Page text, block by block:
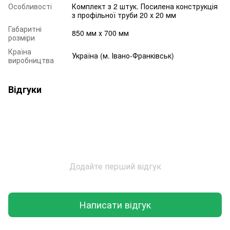
Особливості
Комплект з 2 штук. Посилена конструкція
з профільної труби 20 х 20 мм
Габаритні
розміри
850 мм х 700 мм
Країна
виробництва
Україна (м. Івано-Франківськ)
Відгуки
Додайте перший відгук
Написати відгук